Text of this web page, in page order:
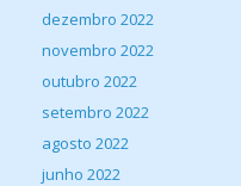
dezembro 2022
novembro 2022
outubro 2022
setembro 2022
agosto 2022
junho 2022